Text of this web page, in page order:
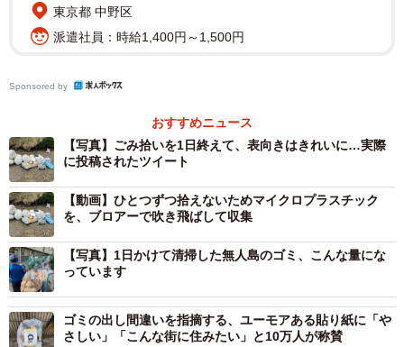
東京都 中野区
派遣社員：時給1,400円～1,500円
Sponsored by
おすすめニュース
【写真】ごみ拾いを1日終えて、表向きはきれいに…実際
に投稿されたツイート
【動画】ひとつずつ拾えないためマイクロプラスチック
を、ブロアーで吹き飛ばして収集
【写真】1日かけて清掃した無人島のゴミ、こんな量にな
っています
ゴミの出し間違いを指摘する、ユーモアある貼り紙に「や
さしい」「こんな街に住みたい」と10万人が称賛